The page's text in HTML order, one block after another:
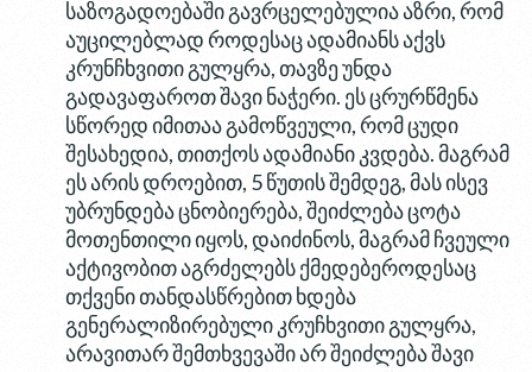
საზოგადოებაში გავრცელებულია აზრი, რომ
აუცილებლად როდესაც ადამიანს აქვს
კრუნჩხვითი გულყრა, თავზე უნდა
გადავაფაროთ შავი ნაჭერი. ეს ცრურწმენა
სწორედ იმითაა გამოწვეული, რომ ცუდი
შესახედია, თითქოს ადამიანი კვდება. მაგრამ
ეს არის დროებით, 5 წუთის შემდეგ, მას ისევ
უბრუნდება ცნობიერება, შეიძლება ცოტა
მოთენთილი იყოს, დაიძინოს, მაგრამ ჩვეული
აქტივობით აგრძელებს ქმედებეროდესაც
თქვენი თანდასწრებით ხდება
გენერალიზირებული კრუჩხვითი გულყრა,
არავითარ შემთხვევაში არ შეიძლება შავი